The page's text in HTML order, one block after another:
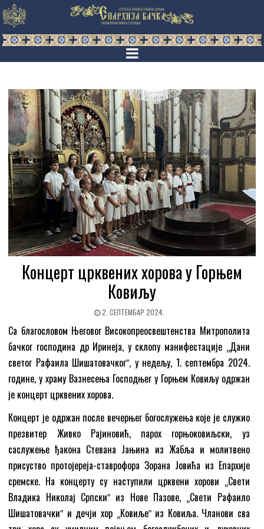
Концерт црквених хорова у Горњем
Ковиљу
2. СЕПТЕМБАР 2024.
Са благословом Његовог Високопреосвештенства Митрополита
бачког господина др Иринеја, у склопу манифестације „Дани
светог Рафаила Шишатовачкогˮ, у недељу, 1. септембра 2024.
године, у храму Вазнесења Господњег у Горњем Ковиљу одржан
је концерт црквених хорова.
Концерт је одржан после вечерњег богослужења које је служио
презвитер Живко Рајиновић, парох горњоковиљски, уз
саслужење ђакона Стевана Јањина из Жабља и молитвено
присуство протојереја-ставрофора Зорана Јовића из Епархије
сремске. На концерту су наступили црквени хорови „Свети
Владика Николај Српскиˮ из Нове Пазове, „Свети Рафаило
Шишатовачкиˮ и дечји хор „Ковиљеˮ из Ковиља. Чланови сва